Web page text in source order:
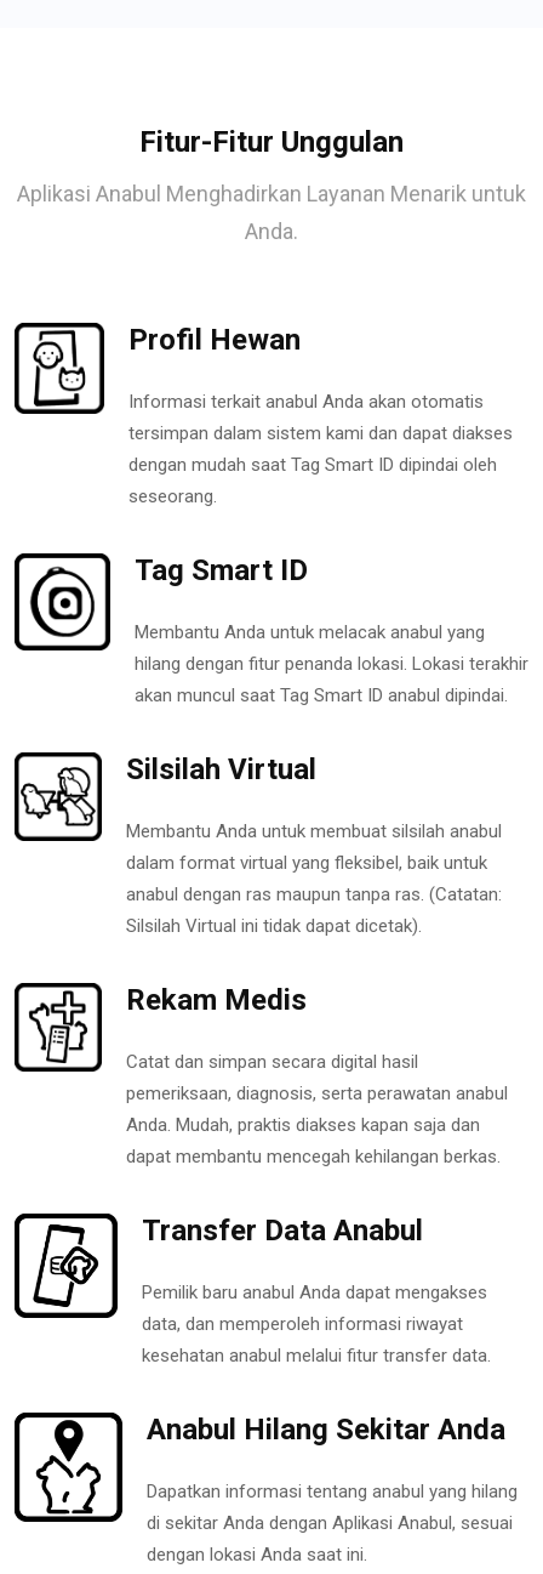
Fitur-Fitur Unggulan
Aplikasi Anabul Menghadirkan Layanan Menarik untuk
Anda.
Profil Hewan
Informasi terkait anabul Anda akan otomatis
tersimpan dalam sistem kami dan dapat diakses
dengan mudah saat Tag Smart ID dipindai oleh
seseorang.
Tag Smart ID
Membantu Anda untuk melacak anabul yang
hilang dengan fitur penanda lokasi. Lokasi terakhir
akan muncul saat Tag Smart ID anabul dipindai.
Silsilah Virtual
Membantu Anda untuk membuat silsilah anabul
dalam format virtual yang fleksibel, baik untuk
anabul dengan ras maupun tanpa ras. (Catatan:
Silsilah Virtual ini tidak dapat dicetak).
Rekam Medis
Catat dan simpan secara digital hasil
pemeriksaan, diagnosis, serta perawatan anabul
Anda. Mudah, praktis diakses kapan saja dan
dapat membantu mencegah kehilangan berkas.
Transfer Data Anabul
Pemilik baru anabul Anda dapat mengakses
data, dan memperoleh informasi riwayat
kesehatan anabul melalui fitur transfer data.
Anabul Hilang Sekitar Anda
Dapatkan informasi tentang anabul yang hilang
di sekitar Anda dengan Aplikasi Anabul, sesuai
dengan lokasi Anda saat ini.